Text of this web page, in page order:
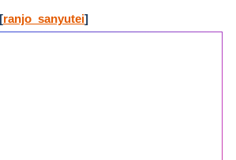
[ranjo_sanyutei]